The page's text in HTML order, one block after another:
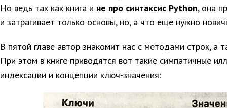
Но ведь так как книга и не про синтаксис Python, она
и затрагивает только основы, но, а что еще нужно
В пятой главе автор знакомит нас с методами строк, а
При этом в книге приводятся вот такие симпатичные
индексации и концепции ключ-значения: